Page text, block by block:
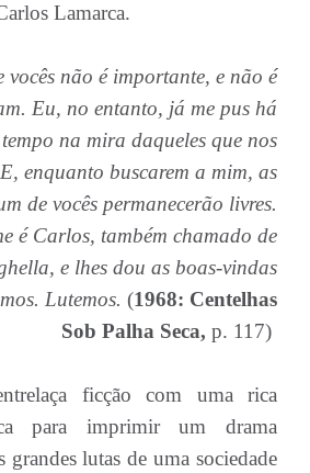
Lamarca.
vocês não é importante, e não é
Eu, no entanto, já me pus há
na mira daqueles que nos
enquanto buscarem a mim, as
de vocês permanecerão livres.
é Carlos, também chamado de
e lhes dou as boas-vindas
Lutemos. (1968: Centelhas
Sob Palha Seca, p. 117)
ficção com uma rica
para imprimir um drama
grandes lutas de uma sociedade